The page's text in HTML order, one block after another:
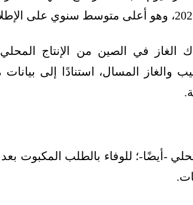
في الصين من الإنتاج المحلي،
والغاز المسال، استنادًا إلى
-أيضًا-؛ للوفاء بالطلب المكبوت بعد